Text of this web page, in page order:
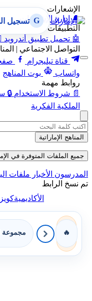
الإشعارات
🔔 إدارة الإشعارات
التطبيقات
🤖 تحميل تطبيق أندرويد
التواصل الاجتماعي |
قناة تيليجرام
واتساب
بوت المناهج
روابط مهمة
📄 شروط الاستخدام 🔒
الملكية الفكرية
G تسجيل
المناهج الإماراتية
جميع الملفات المتوفرة في الإمارات
المدرسون الأخبار ملفات
تم نسخ الرابط
الأكاديمية
🔥 مجموعة